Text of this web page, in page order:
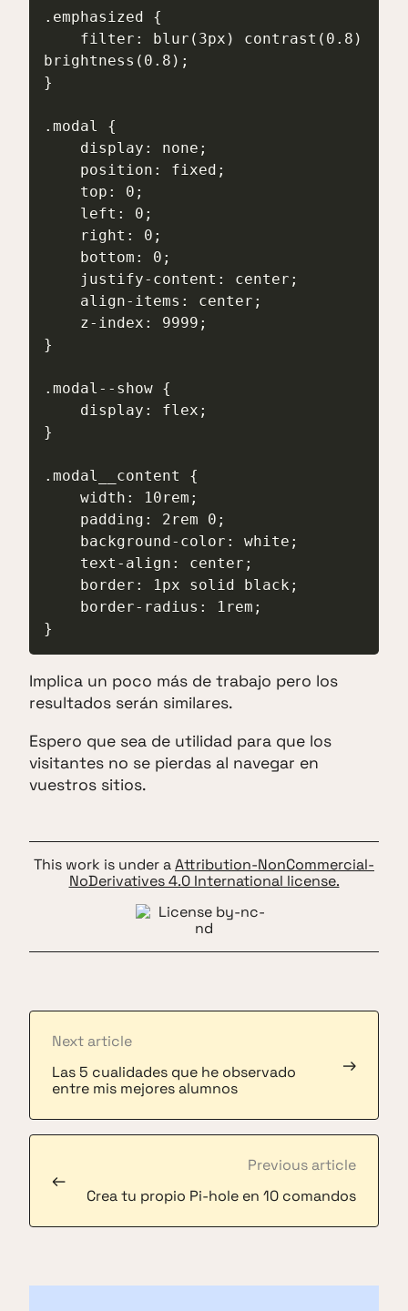
.emphasized {
brightness(0.8);
}
.modal {
}
.modal--show {
}
.modal__content {
}
Implica un poco más de trabajo pero los
resultados serán similares.
Espero que sea de utilidad para que los
visitantes no se pierdas al navegar en
vuestros sitios.
This work is under aAttribution-NonCommercial-
NoDerivatives 4.0 International license.
Previous article
Crea tu propio Pi-hole en 10 comandos
←
Next article
Las 5 cualidades que he observado
entre mis mejores alumnos
→